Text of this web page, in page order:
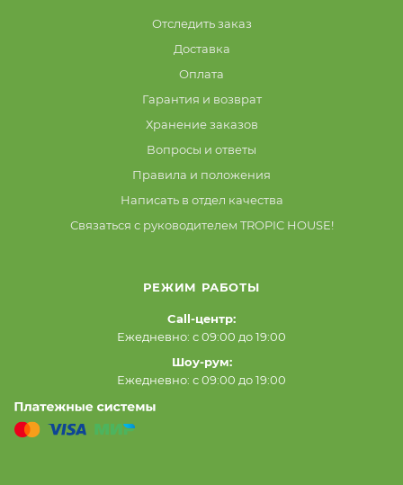
Отследить заказ
Доставка
Оплата
Гарантия и возврат
Хранение заказов
Вопросы и ответы
Правила и положения
Написать в отдел качества
Связаться с руководителем TROPIC HOUSE!
РЕЖИМ РАБОТЫ
Call-центр:
Ежедневно: с 09:00 до 19:00
Шоу-рум:
Ежедневно: с 09:00 до 19:00